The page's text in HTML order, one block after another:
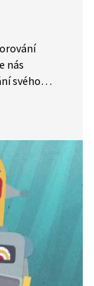
nás
svého